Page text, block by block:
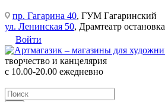
пр. Гагарина 40, ГУМ Гагаринский
ул. Ленинская 50, Драмтеатр остановка
Войти
творчество и канцелярия
с 10.00-20.00 ежедневно